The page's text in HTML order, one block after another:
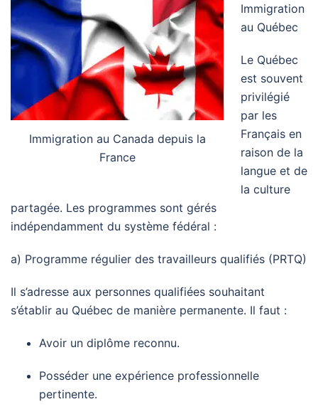
Immigration au Canada depuis la
France
Immigration
au Québec
Le Québec
est souvent
privilégié
par les
Français en
raison de la
langue et de
la culture
partagée. Les programmes sont gérés
indépendamment du système fédéral :
a) Programme régulier des travailleurs qualifiés (PRTQ)
Il s’adresse aux personnes qualifiées souhaitant
s’établir au Québec de manière permanente. Il faut :
Avoir un diplôme reconnu.
Posséder une expérience professionnelle
pertinente.